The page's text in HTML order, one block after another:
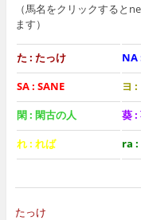
（馬名をクリックすると
ます）
た : たっけ NA
SA : SANE
ヨ
閑 : 閑古の人
葵 :
れ : れば
ra
たっけ